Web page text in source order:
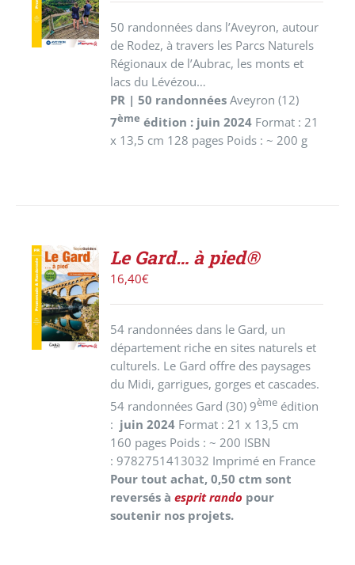
/
DÉTAILS
50 randonnées dans l’Aveyron, autour
de Rodez, à travers les Parcs Naturels
Régionaux de l’Aubrac, les monts et
lacs du Lévézou…
PR | 50 randonnées Aveyron (12)
7ème édition : juin 2024 Format : 21
x 13,5 cm 128 pages Poids : ~ 200 g
AJOUTER
AU
PANIER
/
DÉTAILS
Le Gard… à pied®
16,40€
54 randonnées dans le Gard, un
département riche en sites naturels et
culturels. Le Gard offre des paysages
du Midi, garrigues, gorges et cascades.
54 randonnées Gard (30) 9ème édition
: juin 2024 Format : 21 x 13,5 cm
160 pages Poids : ~ 200 ISBN
: 9782751413032 Imprimé en France
Pour tout achat, 0,50 ctm sont
reversés àesprit rando pour
soutenir nos projets.